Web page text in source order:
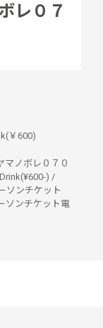
レ０７
￥600)
マノボレ０７０
) /
ソンチケット
ソンチケット電